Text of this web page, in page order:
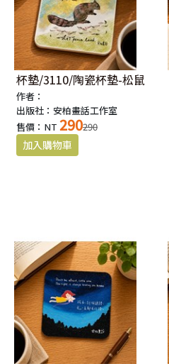
杯墊/3110/陶瓷杯墊-松鼠
作者：
出版社：安柏畫話工作室
售價：NT 290290